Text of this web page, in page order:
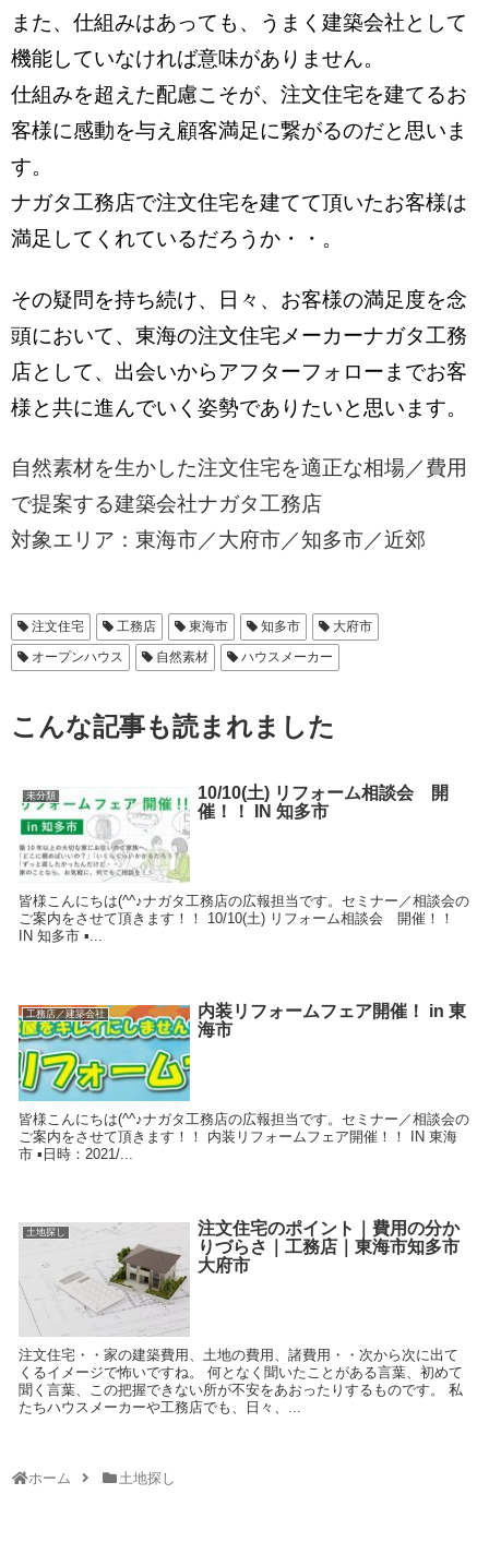
また、仕組みはあっても、うまく建築会社として
機能していなければ意味がありません。
仕組みを超えた配慮こそが、注文住宅を建てるお
客様に感動を与え顧客満足に繋がるのだと思いま
す。
ナガタ工務店で注文住宅を建てて頂いたお客様は
満足してくれているだろうか・・。
その疑問を持ち続け、
日々、お客様の満足度を念
頭において、東海の注文住宅メーカーナガタ工務
店として、出会いからアフターフォローまでお客
様と共に進んでいく姿勢でありたいと思います。
自然素材を生かした注文住宅を適正な相場／費用
で提案する建築会社ナガタ工務店
対象エリア：東海市／大府市／知多市／近郊
注文住宅 工務店 東海市 知多市
大府市
オープンハウス
自然素材 ハウスメーカー
こんな記事も読まれました
未分類
10/10(土) リフォーム相談会 開
催！！ IN 知多市
皆様こんにちは(^^♪ナガタ工務店の広報担当です。セミナー／相談会の
ご案内をさせて頂きます！！ 10/10(土) リフォーム相談会 開催！！
IN 知多市 ▪...
工務店／建築会社
内装リフォームフェア開催！ in 東
海市
皆様こんにちは(^^♪ナガタ工務店の広報担当です。セミナー／相談会の
ご案内をさせて頂きます！！ 内装リフォームフェア開催！！ IN 東海
市 ▪日時：2021/...
土地探し
注文住宅のポイント｜費用の分か
りづらさ｜工務店｜東海市知多市
大府市
注文住宅・・家の建築費用、土地の費用、諸費用・・次から次に出て
くるイメージで怖いですね。 何となく聞いたことがある言葉、初めて
聞く言葉、この把握できない所が不安をあおったりするものです。 私
たちハウスメーカーや工務店でも、日々、...
ホーム 土地探し